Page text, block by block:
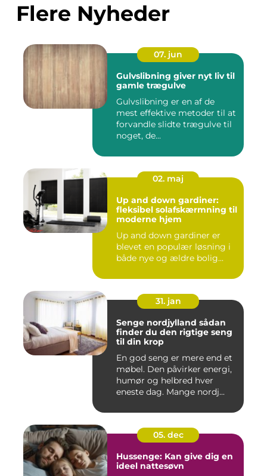
Flere Nyheder
07. jun
Gulvslibning giver nyt liv til
gamle trægulve
Gulvslibning er en af de
mest effektive metoder til at
forvandle slidte trægulve til
noget, de...
02. maj
Up and down gardiner:
fleksibel solafskærmning til
moderne hjem
Up and down gardiner er
blevet en populær løsning i
både nye og ældre bolig...
31. jan
Senge nordjylland sådan
finder du den rigtige seng
til din krop
En god seng er mere end et
møbel. Den påvirker energi,
humør og helbred hver
eneste dag. Mange nordj...
05. dec
Hussenge: Kan give dig en
ideel nattesøvn